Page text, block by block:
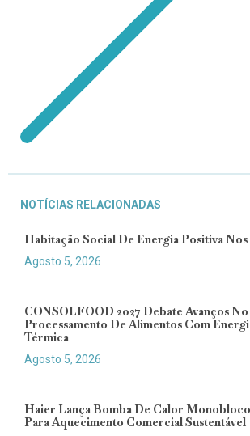
NOTÍCIAS RELACIONADAS
Habitação Social De Energia Positiva Nos
Agosto 5, 2026
CONSOLFOOD 2027 Debate Avanços No
Processamento De Alimentos Com
Térmica
Agosto 5, 2026
Haier Lança Bomba De Calor
Para Aquecimento Comercial Sustentável